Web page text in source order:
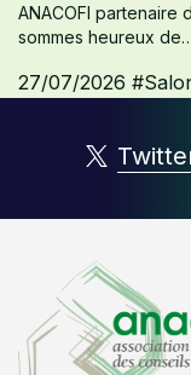
ANACOFI partenaire
sommes heureux
27/07/2026